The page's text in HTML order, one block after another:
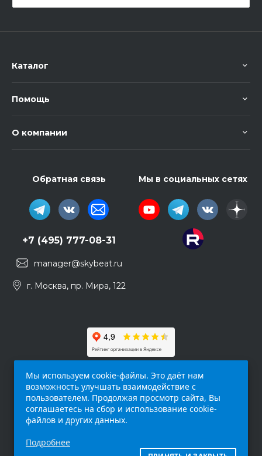
Каталог
Помощь
О компании
Обратная связь
+7 (495) 777-08-31
manager@skybeat.ru
г. Москва, пр. Мира, 122
Мы в социальных сетях
интернет-сайт (
Мы используем cookie-файлы. Это даёт нам
возможность улучшать взаимодействие с
пользователем. Продолжая просмотр сайта, Вы
соглашаетесь на сбор и использование cookie-
файлов и других данных.
Подробнее